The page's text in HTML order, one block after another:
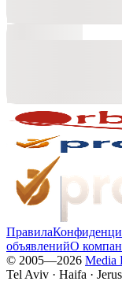
Правила
объявленийО
© 2005—2026 Media
Tel Aviv · Haifa ·